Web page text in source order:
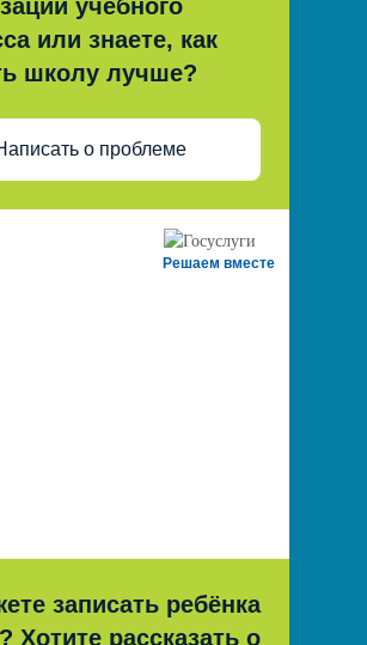
учебного
или знаете, как
школу лучше?
о проблеме
Решаем вместе
записать ребёнка
Хотите рассказать о